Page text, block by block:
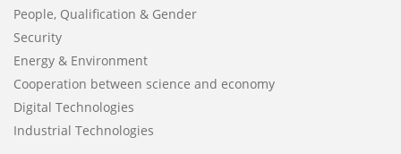
People, Qualification & Gender
Security
Energy & Environment
Cooperation between science and economy
Digital Technologies
Industrial Technologies